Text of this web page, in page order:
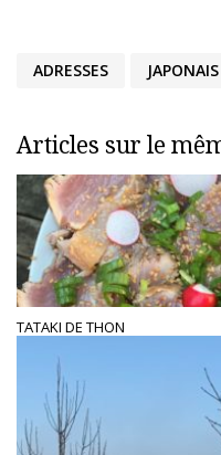
ADRESSES JAPONAIS
Articles sur le
TATAKI DE THON